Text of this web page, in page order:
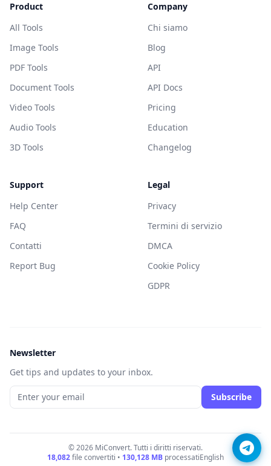
Product
All Tools
Image Tools
PDF Tools
Document Tools
Video Tools
Audio Tools
3D Tools
Company
Chi siamo
Blog
API
API Docs
Pricing
Education
Changelog
Support
Help Center
FAQ
Contatti
Report Bug
Legal
Privacy
Termini di servizio
DMCA
Cookie Policy
GDPR
Newsletter
Get tips and updates to your inbox.
Subscribe
© 2026 MiConvert. Tutti i diritti riservati.
18,082file convertiti • 130,128 MB processatiEnglish